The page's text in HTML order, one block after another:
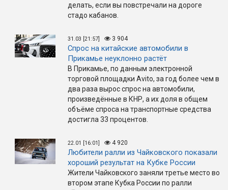
делать, если вы повстречали на дороге
стадо кабанов.
31.03 [21:57] 3 904
Спрос на китайские автомобили в
Прикамье неуклонно растёт
В Прикамье, по данным электронной
торговой площадки Avito, за год более чем в
два раза вырос спрос на автомобили,
произведённые в КНР, а их доля в общем
объёме спроса на транспортные средства
достигла 33 процентов.
22.01 [16:01] 4 920
Любители ралли из Чайковского показали
хороший результат на Кубке России
Жители Чайковского заняли третье место во
втором этапе Кубка России по ралли